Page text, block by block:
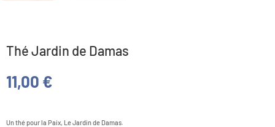
Thé Jardin de Damas
11,00 €
Un thé pour la Paix, Le Jardin de Damas.